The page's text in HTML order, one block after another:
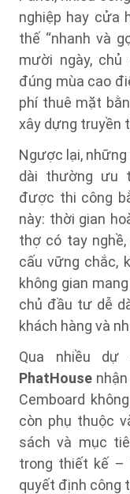
nghiệp hay cửa
thế “nhanh và
mười ngày,
đúng mùa cao
phí thuê mặt
xây dựng truyền
Ngược lại,
dài thường ưu
được thi công
này: thời gian
thợ có tay
cấu vững chắc,
không gian
chủ đầu tư dễ
khách hàng và
Qua nhiều
PhatHouse
Cemboard
còn phụ thuộc
sách và mục
trong thiết kế –
quyết định công